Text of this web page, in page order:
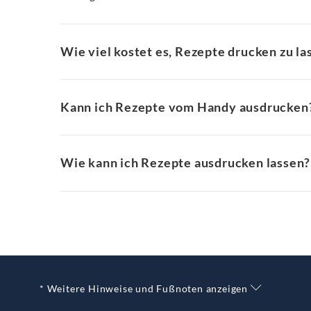
Wie viel kostet es, Rezepte drucken zu
Kann ich Rezepte vom Handy
Wie kann ich Rezepte ausdrucken lassen?
* Weitere Hinweise und Fußnoten anzeigen